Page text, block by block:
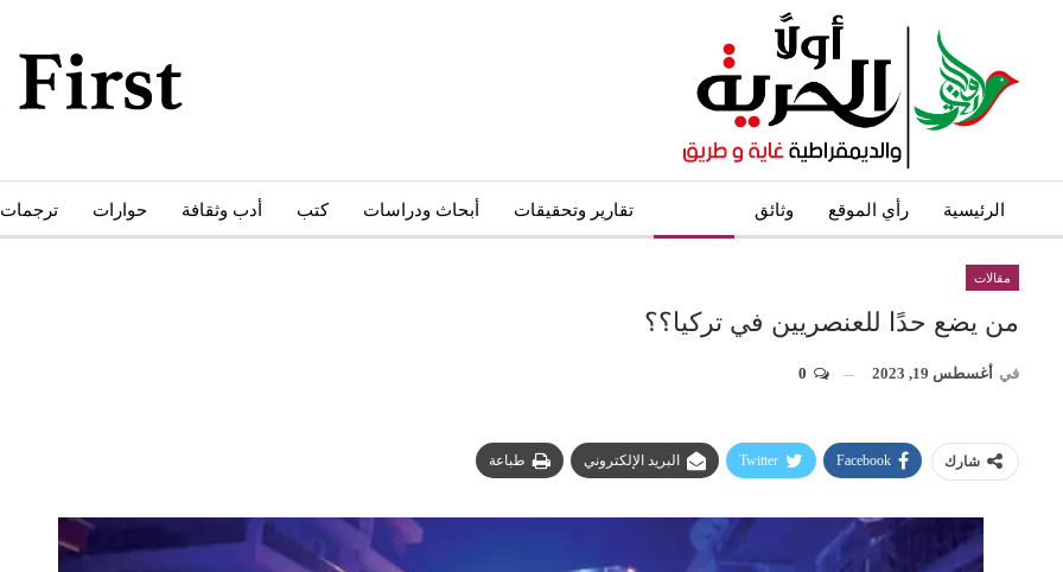
الرئيسية رأي الموقع وثائق تقارير وتحقيقات أبحاث ودراسات كتب أدب وثقافة حوارات ترجمات
مقالات
من يضع حدًا للعنصريين في تركيا؟؟
في أغسطس 19, 2023
شارك Facebook
Twitter البريد الإلكتروني طباعة